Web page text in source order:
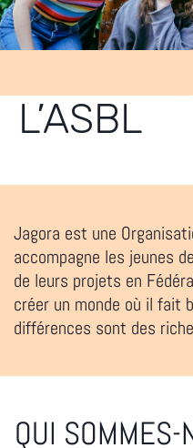
L’ASBL
Jagora est une
accompagne les jeunes
de leurs projets en
créer un monde où il fait
différences sont des
QUI SOMMES-